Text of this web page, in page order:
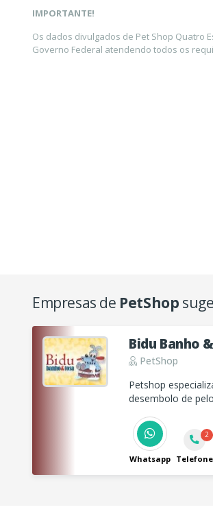
IMPORTANTE!
Os dados divulgados de Pet Shop Quatro
Governo Federal atendendo todos os
Empresas de PetShop
Bidu Banho
PetShop
Petshop
desembolo de
Whatsapp
2
Telefone